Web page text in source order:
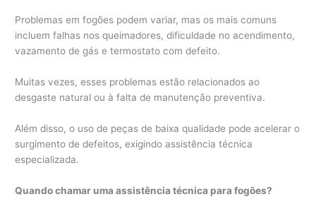
Problemas em fogões podem variar, mas os mais comuns
incluem falhas nos queimadores, dificuldade no acendimento,
vazamento de gás e termostato com defeito.
Muitas vezes, esses problemas estão relacionados ao
desgaste natural ou à falta de manutenção preventiva.
Além disso, o uso de peças de baixa qualidade pode acelerar o
surgimento de defeitos, exigindo assistência técnica
especializada.
Quando chamar uma assistência técnica para fogões?